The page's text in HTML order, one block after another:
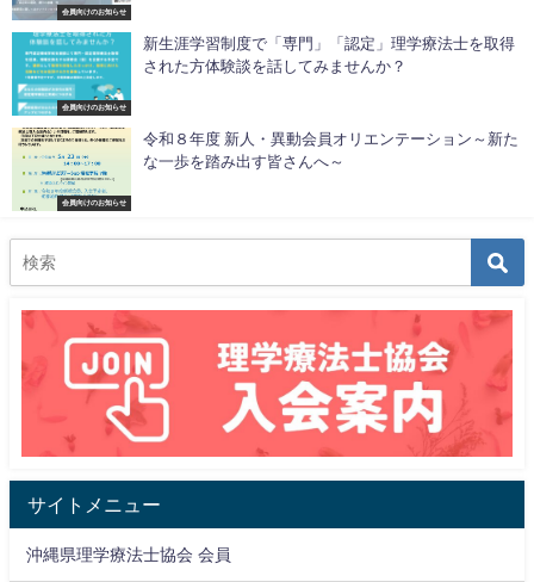
会員向けのお知らせ
会員向けのお知らせ
新生涯学習制度で「専門」「認定」理学療法士を取得
された方体験談を話してみませんか？
会員向けのお知らせ
令和８年度 新人・異動会員オリエンテーション～新た
な一歩を踏み出す皆さんへ～
サイトメニュー
沖縄県理学療法士協会 会員